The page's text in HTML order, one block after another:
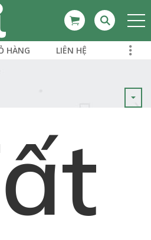
HÀNG LIÊN HỆ